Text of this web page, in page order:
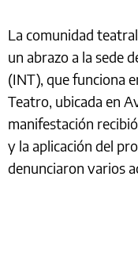
La comunidad
un abrazo a la sede
(INT), que funciona
Teatro, ubicada en
manifestación
y la aplicación del
denunciaron varios